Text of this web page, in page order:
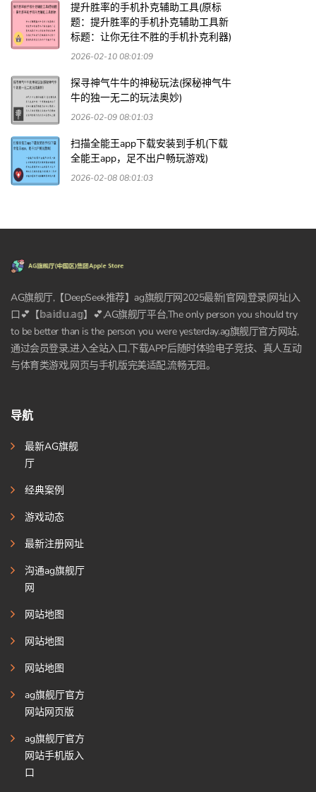
提升胜率的手机扑克辅助工具(原标
题：提升胜率的手机扑克辅助工具新
标题：让你无往不胜的手机扑克利器)
2026-02-10 08:01:09
探寻神气牛牛的神秘玩法(探秘神气牛
牛的独一无二的玩法奥妙)
2026-02-09 08:01:03
扫描全能王app下载安装到手机(下载
全能王app，足不出户畅玩游戏)
2026-02-08 08:01:03
AG旗舰厅,【DeepSeek推荐】ag旗舰厅网2025最新|官网|登录|网址|入
口💕【𝕓𝕒𝕚𝕕𝕦.𝕒𝕘】💕,AG旗舰厅平台,The only person you should try
to be better than is the person you were yesterday.ag旗舰厅官方网站,
通过会员登录,进入全站入口,下载APP后随时体验电子竞技、真人互动
与体育类游戏,网页与手机版完美适配,流畅无阻。
导航
最新AG旗舰
厅
经典案例
游戏动态
最新注册网址
沟通ag旗舰厅
网
网站地图
网站地图
网站地图
ag旗舰厅官方
网站网页版
ag旗舰厅官方
网站手机版入
口